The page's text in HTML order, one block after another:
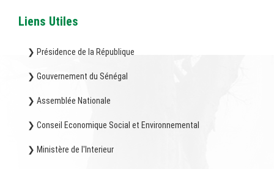
Liens Utiles
❯ Présidence de la République
❯ Gouvernement du Sénégal
❯ Assemblée Nationale
❯ Conseil Economique Social et Environnemental
❯ Ministère de l'Interieur